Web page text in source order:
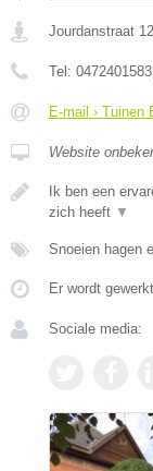
Jourdanstraat
Tel: 0472401583
E-mail › Tuinen
Website
Ik ben een
zich heeft ▼
Snoeien hagen
Er wordt
Sociale media: